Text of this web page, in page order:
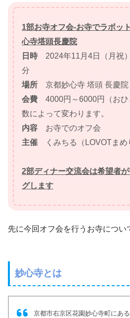
1部お寺オフ会-お寺でラボッ
心寺塔頭長慶院
日時2024年11月4日（月祝
分
場所 京都妙心寺 塔頭 長慶院
会費 4000円～6000円（おひ
数によって変わります。
内容 お寺でのオフ会
主催 くみちる（LOVOTまめ
2部ディナー交流会は希望者
グします
先に今回オフ会を行うお寺につい
妙心寺とは
京都市右京区花園妙心寺町にあ